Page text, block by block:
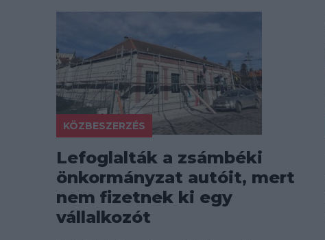
KÖZBESZERZÉS
Lefoglalták a zsámbéki
önkormányzat autóit, mert
nem fizetnek ki egy
vállalkozót